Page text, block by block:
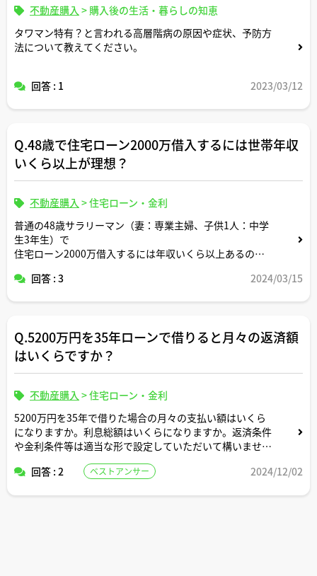
不動産購入 > 購入後の生活・暮らしの知恵
タワマン特有？と言われる高層階病の原因や症状、予防方
法について教えてください。
回答 : 1 2023/03/12
Q.48歳で住宅ローン2000万借入するには世帯年収
いくら以上が理想？
不動産購入 >住宅ローン・金利
普通の48歳サラリーマン（妻：専業主婦、子供1人：中学
生3年生）で
住宅ローン2000万借入するには年収いくら以上あるのが
回答 : 3 2024/03/15
Q.5200万円を35年ローンで借りると月々の返済額
はいくらですか？
不動産購入 >住宅ローン・金利
5200万円を35年で借りた場合の月々の支払い額はいくら
になりますか。利息総額はいくらになりますか。返済条件
や金利条件等は適当な形で設定していただいて構いませ
ョンを記載いただけると助かります。よろしくお願いしま
回答 : 2 ベストアンサー 2024/12/02